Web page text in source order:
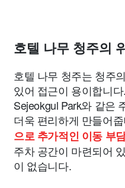
호텔 나무 청주의
호텔 나무 청주는 청주
있어 접근이 용이합니
Sejeokgul Park와 같은
더욱 편리하게 만들어
으로 추가적인 이동 부
주차 공간이 마련되어
이 없습니다.